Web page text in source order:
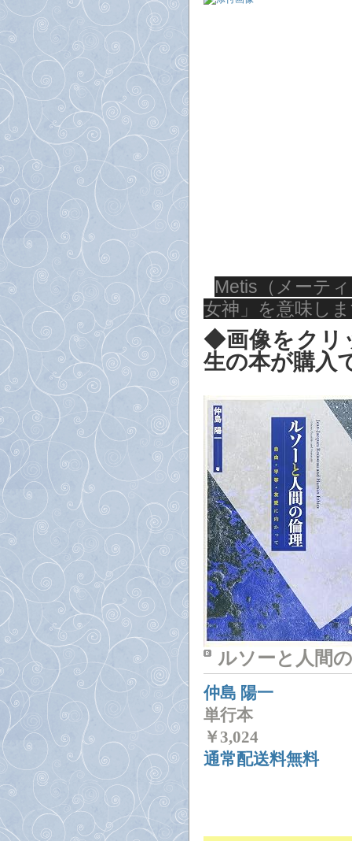
Metis（メーテ
女神」を意味し
◆画像をクリ
生の本が購
ルソーと人間
仲島 陽一
単行本
￥ 3,024
通常配送料無料